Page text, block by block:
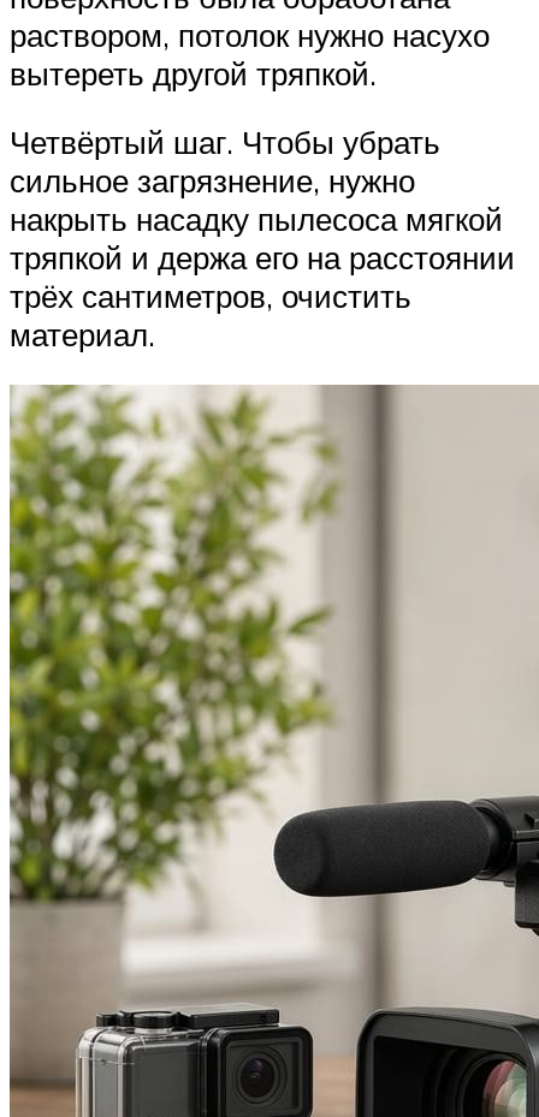
раствором, потолок нужно насухо
вытереть другой тряпкой.
Четвёртый шаг. Чтобы убрать
сильное загрязнение, нужно
накрыть насадку пылесоса мягкой
тряпкой и держа его на расстоянии
трёх сантиметров, очистить
материал.